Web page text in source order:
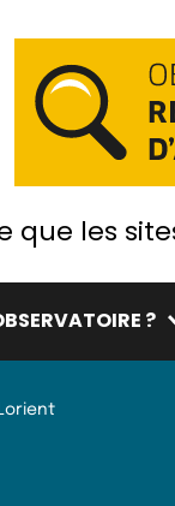
que les
?
Lorient